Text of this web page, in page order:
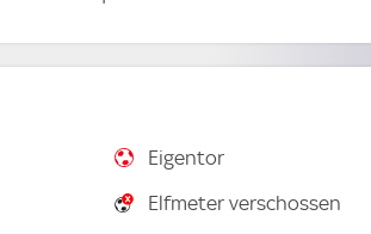
Eigentor
Elfmeter verschossen